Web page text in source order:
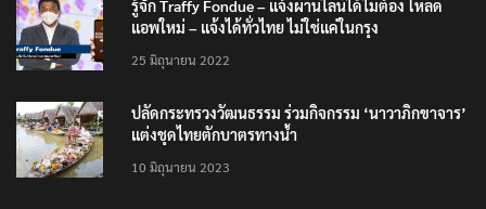
รู้จัก Traffy Fondue – แจ้งผ่านไลน์ได้ไม่ต้อง โหลด
แอพใหม่ – แจ้งได้ทั่วไทย ไม่ใช่แค่ในกรุง
25 มิถุนายน 2022
ปลัดกระทรวงวัฒนธรรม ร่วมกิจกรรม ‘นาวาภิกขาจาร’
แต่งชุดไทยตักบาตรทางน้ำ
10 มิถุนายน 2023